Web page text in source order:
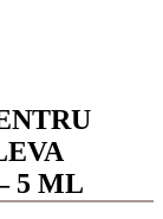
5 ML